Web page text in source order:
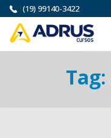
(19) 99140-3422
Tag: